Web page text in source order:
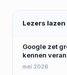
Lezers lazen
Google zet
kennen
mei 2026